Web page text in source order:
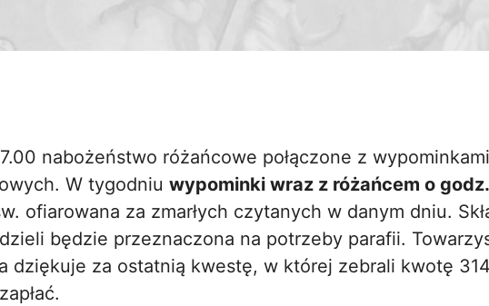
nabożeństwo różańcowe połączone z
W tygodniu wypominki wraz z różańcem o godz.
ofiarowana za zmarłych czytanych w danym dniu.
będzie przeznaczona na potrzeby parafii.
dziękuje za ostatnią kwestę, w której zebrali kwotę